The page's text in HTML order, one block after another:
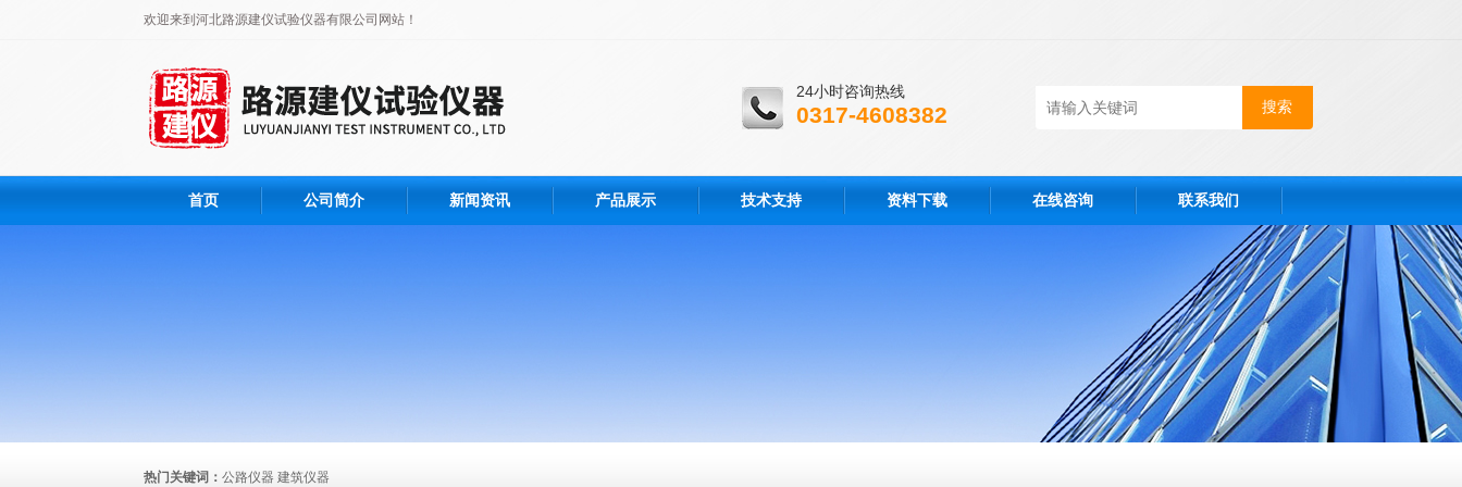
欢迎来到河北路源建仪试验仪器有限公司网站！
24小时咨询热线
0317-4608382
首页 公司简介 新闻资讯 产品展示 技术支持 资料下载 在线咨询 联系我们
热门关键词： 公路仪器 建筑仪器